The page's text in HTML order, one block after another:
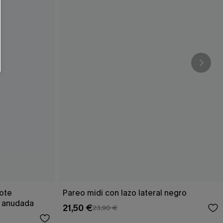
Pareo midi con lazo lateral negro
21,50 €23,90 €
formulario, usted acepta nuestros
de Cupshe en cualquier momento del
y ofertas adaptados a su perfil.